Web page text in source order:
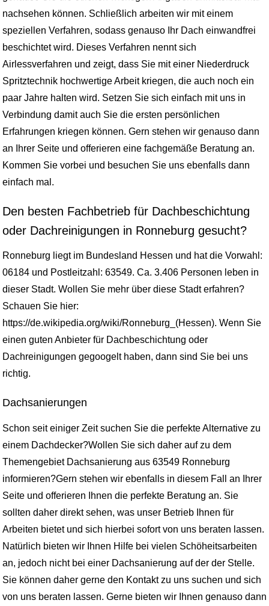
nachsehen können. Schließlich arbeiten wir mit einem
speziellen Verfahren, sodass genauso Ihr Dach einwandfrei
beschichtet wird. Dieses Verfahren nennt sich
Airlessverfahren und zeigt, dass Sie mit einer Niederdruck
Spritztechnik hochwertige Arbeit kriegen, die auch noch ein
paar Jahre halten wird. Setzen Sie sich einfach mit uns in
Verbindung damit auch Sie die ersten persönlichen
Erfahrungen kriegen können. Gern stehen wir genauso dann
an Ihrer Seite und offerieren eine fachgemäße Beratung an.
Kommen Sie vorbei und besuchen Sie uns ebenfalls dann
einfach mal.
Den besten Fachbetrieb für Dachbeschichtung
oder Dachreinigungen in Ronneburg gesucht?
Ronneburg liegt im Bundesland Hessen und hat die Vorwahl:
06184 und Postleitzahl: 63549. Ca. 3.406 Personen leben in
dieser Stadt. Wollen Sie mehr über diese Stadt erfahren?
Schauen Sie hier:
https://de.wikipedia.org/wiki/Ronneburg_(Hessen). Wenn Sie
einen guten Anbieter für Dachbeschichtung oder
Dachreinigungen gegoogelt haben, dann sind Sie bei uns
richtig.
Dachsanierungen
Schon seit einiger Zeit suchen Sie die perfekte Alternative zu
einem Dachdecker?Wollen Sie sich daher auf zu dem
Themengebiet Dachsanierung aus 63549 Ronneburg
informieren?Gern stehen wir ebenfalls in diesem Fall an Ihrer
Seite und offerieren Ihnen die perfekte Beratung an. Sie
sollten daher direkt sehen, was unser Betrieb Ihnen für
Arbeiten bietet und sich hierbei sofort von uns beraten lassen.
Natürlich bieten wir Ihnen Hilfe bei vielen Schöheitsarbeiten
an, jedoch nicht bei einer Dachsanierung auf der der Stelle.
Sie können daher gerne den Kontakt zu uns suchen und sich
von uns beraten lassen. Gerne bieten wir Ihnen genauso dann